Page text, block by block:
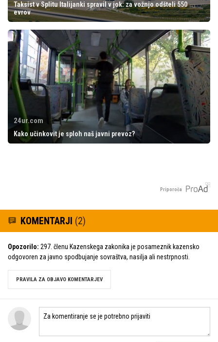
Taksist v Splitu Italijanki spravil v jok: za vožnjo odšteli 550
evrov
24ur.com
Kako učinkovit je sploh naš javni prevoz?
Priporoča
KOMENTARJI (2)
Opozorilo: 297. členu Kazenskega zakonika je posameznik kazensko
odgovoren za javno spodbujanje sovraštva, nasilja ali nestrpnosti.
PRAVILA ZA OBJAVO KOMENTARJEV